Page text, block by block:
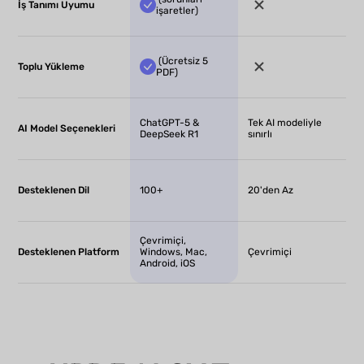
İş Tanımı Uyumu
işaretler)
Toplu Yükleme
(Ücretsiz 5
PDF)
AI Model Seçenekleri
ChatGPT-5 &
DeepSeek R1
Tek AI modeliyle
sınırlı
Desteklenen Dil 100+ 20'den Az
Desteklenen Platform
Çevrimiçi,
Windows, Mac,
Android, iOS
Çevrimiçi